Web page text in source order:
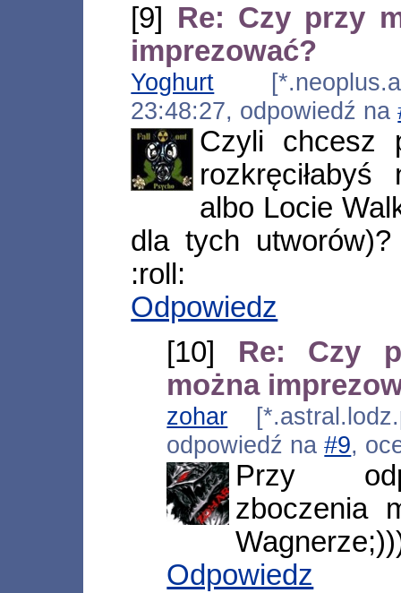
[9] Re: Czy przy
imprezować?
Yoghurt
23:48:27, odpowiedź na
Czyli chcesz
albo Locie
dla tych
:roll:
Odpowiedz
[10] Re: Czy
można
zohar
odpowiedź na#9,
Przy
zboczenia
Odpowiedz